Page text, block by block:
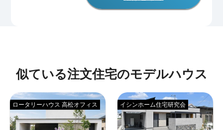
似ている注文住宅のモデルハウス
ロータリーハウス 高松オフィス イシンホーム住宅研究会